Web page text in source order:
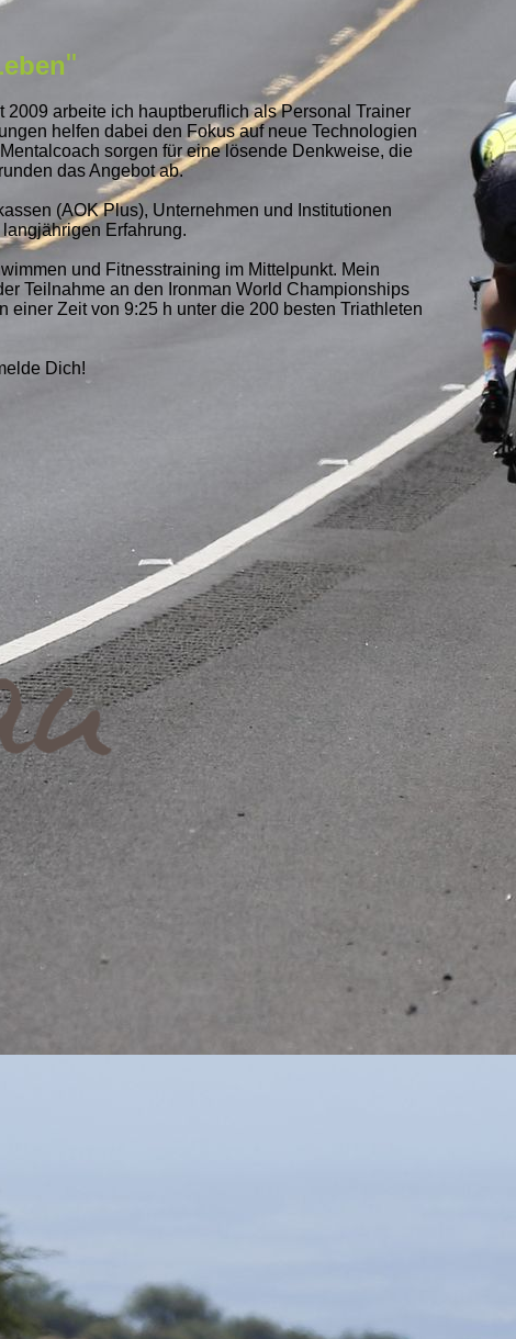
"
arbeite ich hauptberuflich als Personal Trainer
helfen dabei den Fokus auf neue Technologien
sorgen für eine lösende Denkweise, die
das Angebot ab.
(AOK Plus), Unternehmen und Institutionen
Erfahrung.
und Fitnesstraining im Mittelpunkt. Mein
Teilnahme an den Ironman World Championships
Zeit von 9:25 h unter die 200 besten Triathleten
Dich!